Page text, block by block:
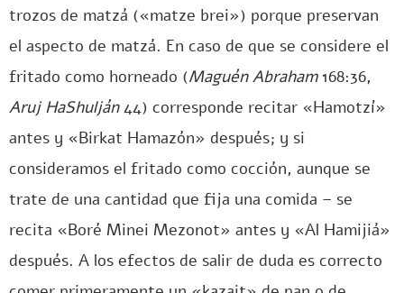
trozos de matzá («matze brei») porque preservan
el aspecto de matzá. En caso de que se considere el
fritado como horneado (Maguén Abraham168:36,
Aruj HaShulján44) corresponde recitar «Hamotzí»
antes y «Birkat Hamazón» después; y si
consideramos el fritado como cocción, aunque se
trate de una cantidad que fija una comida – se
recita «Boré Minei Mezonot» antes y «Al Hamijiá»
después. A los efectos de salir de duda es correcto